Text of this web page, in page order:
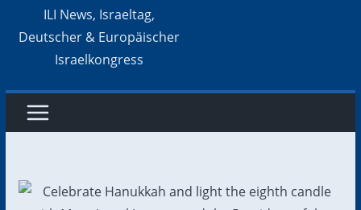
ILI News, Israeltag,
Deutscher & Europäischer
Israelkongress